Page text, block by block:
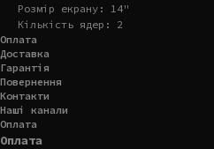
Розмір екрану: 14"
Кількість ядер: 2
Оплата
Доставка
Гарантія
Повернення
Контакти
Наші канали
Оплата
Оплата